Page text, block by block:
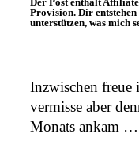
Provision. Dir
unterstützen, was mich
Inzwischen freue
vermisse aber
Monats ankam …